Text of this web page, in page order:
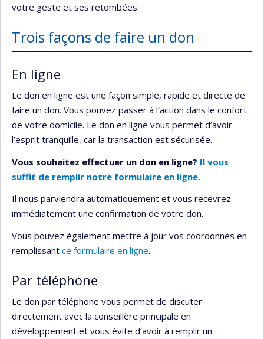
votre geste et ses retombées.
Trois façons de faire un don
En ligne
Le don en ligne est une façon simple, rapide et directe de
faire un don. Vous pouvez passer à l’action dans le confort
de votre domicile. Le don en ligne vous permet d’avoir
l’esprit tranquille, car la transaction est sécurisée.
Vous souhaitez effectuer un don en ligne? Il vous
suffit de remplir notre formulaire en ligne.
Il nous parviendra automatiquement et vous recevrez
immédiatement une confirmation de votre don.
Vous pouvez également mettre à jour vos coordonnés en
remplissant ce formulaire en ligne.
Par téléphone
Le don par téléphone vous permet de discuter
directement avec la conseillère principale en
développement et vous évite d’avoir à remplir un